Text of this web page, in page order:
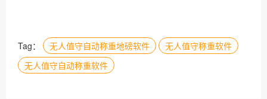
Tag： 无人值守自动称重地磅软件
无人值守称重软件
无人值守自动称重软件